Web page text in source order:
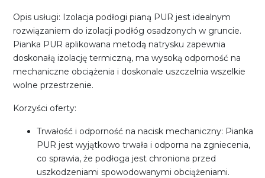
Opis usługi: Izolacja podłogi pianą PUR jest idealnym
rozwiązaniem do izolacji podłóg osadzonych w gruncie.
Pianka PUR aplikowana metodą natrysku zapewnia
doskonałą izolację termiczną, ma wysoką odporność na
mechaniczne obciążenia i doskonale uszczelnia wszelkie
wolne przestrzenie.
Korzyści oferty:
Trwałość i odporność na nacisk mechaniczny: Pianka
PUR jest wyjątkowo trwała i odporna na zgniecenia,
co sprawia, że podłoga jest chroniona przed
uszkodzeniami spowodowanymi obciążeniami.